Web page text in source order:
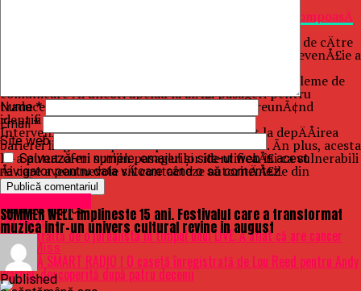
Renate Weber iese la rampÄ! âEste pompoasÄ
RomÃ¢nia este consideratÄ o Å£arÄ ‘cu risc ridicat’ de cÄtre
poliÅ£ia de frontierÄ Ã®n ce priveÅte nevoia de prevenÅ£ie a
Inspectorii au descoperit cÄ poliÅ£iÅtii aveau probleme de
comunicare Åi uneori apelau la alÅ£i pasageri pentru
traduceri, ceea ce a fost considerat ca Ã®ngreunÃ¢nd
identificarea potenÅ£ialelor victime.
IntervenÅ£ia poliÅ£iÅtilor romÃ¢ni a ajutat la depÄÅirea
barierei lingvistice pentru personalul britanic. Ãn plus, acesta
le-a putut oferi sprijin pasagerilor identificaÅ£i ca vulnerabili
Åi care aveau nevoie sÄ contacteze autoritÄÅ£ile din
RomÃ¢nia.
Raspandacul.ro
Related Topics:
Up Next
Drama trăită de o jurnalistă în timpul unui LIVE. A aflat că are cancer
Don't Miss
ASCULTĂ SMART RADIO | O casetă înregistrată de Lou Reed pentru Andy
Warhol, descoperită după patru decenii
Nume*
Email*
Site web
Salvează-mi numele, emailul și site-ul web în acest
navigator pentru data viitoare când o să comentez.
SUMMER WELL implineste 15 ani. Festivalul care a transformat
muzica intr-un univers cultural revine in august
Published